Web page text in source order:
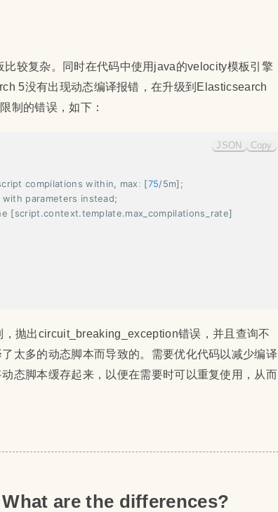
较复杂。同时在代码中使用java的velocity模板引擎
5没有出现动态编译报错，在升级到Elasticsearch
制的错误，如下：
compilations within, max: [75/5m];
parameters instead;
[script.context.template.max_compilations_rate]
JSON Copy
抛出circuit_breaking_exception错误，并且查询不
太多的动态脚本而导致的。需要优化代码以减少编译
态脚本缓存起来，以便在需要时可以重复使用，从而
are the differences?